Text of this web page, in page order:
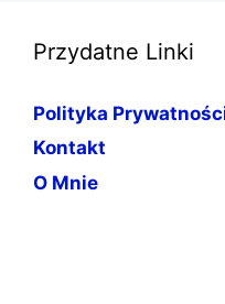
Przydatne Linki
Polityka
Kontakt
O Mnie